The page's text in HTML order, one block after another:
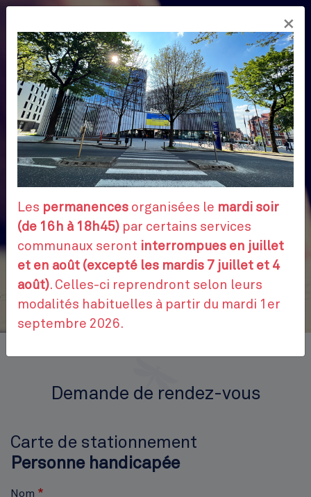
Aller
contenu
principal
FR
Demande de rendez-vous
Carte de stationnement
Personne handicapée
Nom
×
Les permanences organisées le mardi soir
(de 16h à 18h45) par certains services
communaux seront interrompues en juillet
et en août (excepté les mardis 7 juillet et 4
août). Celles-ci reprendront selon leurs
modalités habituelles à partir du mardi 1er
septembre 2026.